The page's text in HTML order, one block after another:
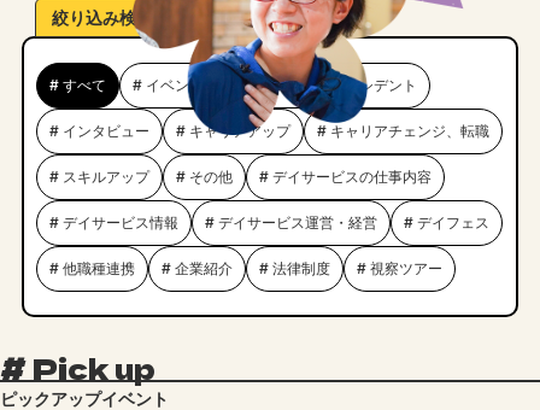
資料ダウンロード
絞り込み検索
# すべて # イベント # インシデントアクシデント
# インタビュー # キャリアアップ # キャリアチェンジ、転職
# スキルアップ # その他 # デイサービスの仕事内容
# デイサービス情報 # デイサービス運営・経営 # デイフェス
# 他職種連携 # 企業紹介 # 法律制度 # 視察ツアー
#Pick up
ピックアップイベント